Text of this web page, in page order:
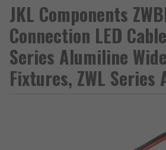
JKL Components
Connection LED
Series Alumiline
Fixtures, ZWL Series